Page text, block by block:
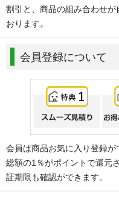
割引と、商品の組み合わせ
おります。
会員登録について
会員は商品お気に入り登録が
総額の1％がポイントで還元
証期限も確認ができます。